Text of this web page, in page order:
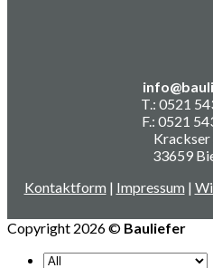
T.: 0521
F.: 0521
Krackser
33659
Kontaktform | Impressum |
Copyright 2026 © Bauliefer